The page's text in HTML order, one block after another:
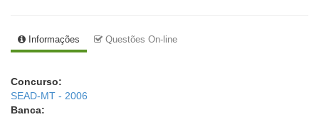
Informações Questões On-line
Concurso:
SEAD-MT - 2006
Banca: